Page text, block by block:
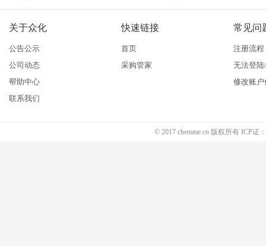
关于众化
公告公示
公司动态
帮助中心
联系我们
快速链接
首页
采购管家
常见问
注册流程
无法登
修改账户
© 2017 chemme.cn 版权所有 ICP证：